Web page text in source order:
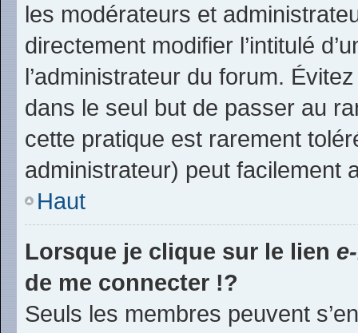
les modérateurs et
directement modifier l’intitulé
l’administrateur du forum.
dans le seul but de passer au
cette pratique est rarement
administrateur) peut facilement
Haut
Lorsque je clique sur le lien
de me connecter !?
Seuls les membres peuvent